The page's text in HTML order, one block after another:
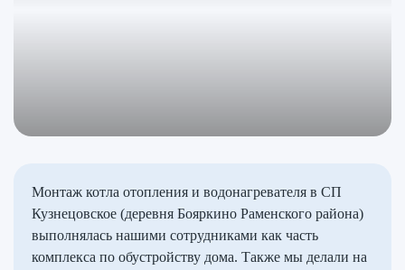
Монтаж котла отопления и водонагревателя в СП
Кузнецовское (деревня Бояркино Раменского района)
выполнялась нашими сотрудниками как часть
комплекса по обустройству дома. Также мы делали на